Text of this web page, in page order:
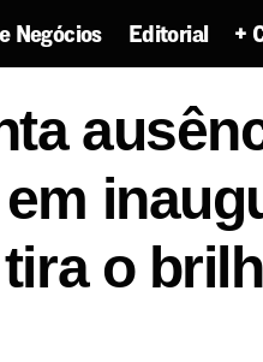
Negócios Editorial +
o brilho da obra”
o